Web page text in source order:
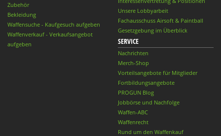
Zubehör
Bekleidung
Waffensuche - Kaufgesuch aufgeben
Waffenverkauf - Verkaufsangebot
aufgeben
Unsere Lobbyarbeit
Fachausschuss Airsoft & Paintball
Gesetzgebung im Überblick
SERVICE
Nachrichten
Merch-Shop
Vorteilsangebote für Mitglieder
Fortbildungsangebote
PROGUN Blog
Jobbörse und Nachfolge
Waffen-ABC
Waffenrecht
Rund um den Waffenkauf